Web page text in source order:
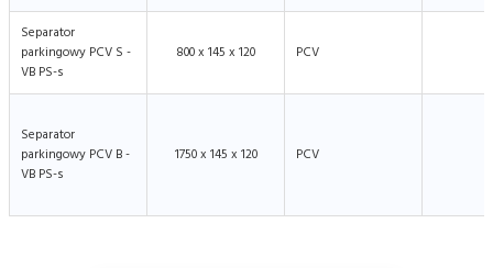
Separator
parkingowy PCV S -
VB PS-s
800 x 145 x 120 PCV
Separator
parkingowy PCV B -
VB PS-s
1750 x 145 x 120 PCV